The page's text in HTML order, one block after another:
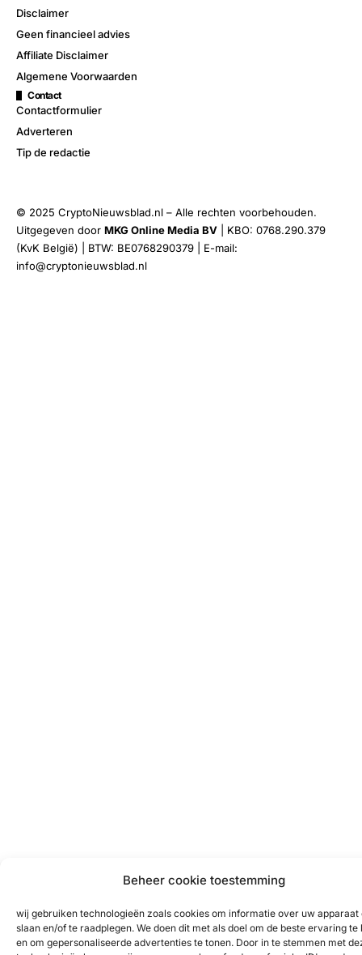
Beheer cookie toestemming
wij gebruiken technologieën zoals cookies om informatie over uw apparaat
slaan en/of te raadplegen. We doen dit met als doel om de beste ervaring te
en om gepersonaliseerde advertenties te tonen. Door in te stemmen met
Disclaimer
Geen financieel advies
Affiliate Disclaimer
Algemene Voorwaarden
Contact
Contactformulier
Adverteren
Tip de redactie
© 2025 CryptoNieuwsblad.nl – Alle rechten voorbehouden.
Uitgegeven door MKG Online Media BV | KBO: 0768.290.379
(KvK België) | BTW: BE0768290379 | E-mail:
info@cryptonieuwsblad.nl